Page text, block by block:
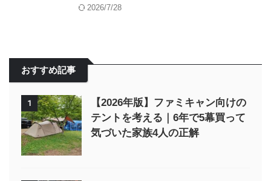
2026/7/28
おすすめ記事
1
【2026年版】ファミキャン向けの
テントを考える｜6年で5幕買って
気づいた家族4人の正解